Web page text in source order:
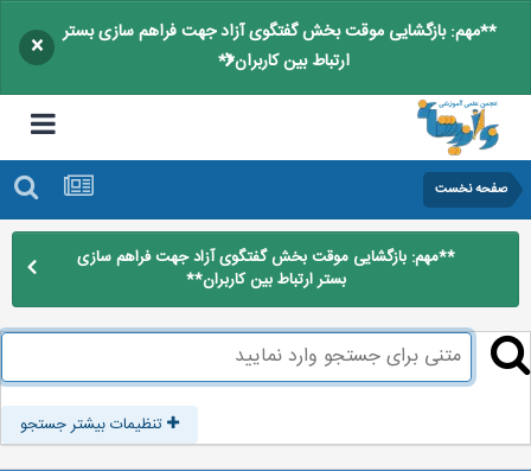
**مهم: بازگشایی موقت بخش گفتگوی آزاد جهت فراهم سازی بستر
ارتباط بین کاربران**
×
صفحه نخست
**مهم: بازگشایی موقت بخش گفتگوی آزاد جهت فراهم سازی
بستر ارتباط بین کاربران**
تنظیمات بیشتر جستجو